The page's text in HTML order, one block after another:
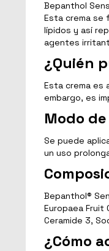
Bepanthol
Esta crema se
lípidos y así
agentes
¿Quién
Esta crema es
embargo, es
Modo
Se puede
un uso
Bepanthol®
Europaea Fruit
Ceramide 3,
¿Cómo